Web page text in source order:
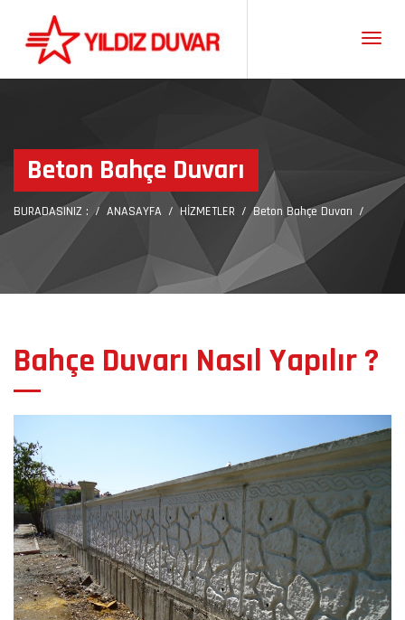
Beton Bahçe Duvarı
BURADASINIZ : ANASAYFA HİZMETLER Beton Bahçe Duvarı
Bahçe Duvarı Nasıl Yapılır ?